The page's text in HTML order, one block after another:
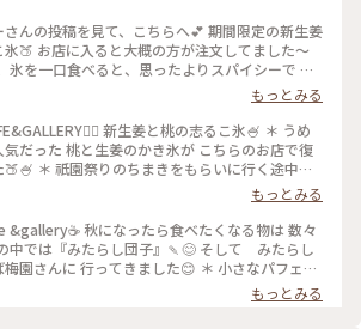
んの投稿を見て、こちらへ💕 期間限定の新生姜
氷🍑 お店に入ると大概の方が注文してました〜
氷を一口食べると、思ったよりスパイシーで 生
いっぱい広がります🥰 氷で生姜…はじめて…！
で、食べ進めると下には、こし餡！ だから、し
〜🤔 頼んだ時は、何でだろうと思ったけど、な
😘 この後も、山鉾巡りなので、あっという間に
、 真夏に食べるかき氷🍧、魅力的ですよね✨✨
もっとみる
新生姜と桃の志るこ氷🍧 ＊ うめ
気だった 桃と生姜のかき氷が こちらのお店で復
＊ 祇園祭りのちまきをもらいに行く途中に
しようかな？と 考えながら前を通ったら桃氷
たので スルーできませんでした😆 ＊ ぴりりとく
ロップが すごいアクセントになって🫚 合間合間
桃のスライスを いただきます🍑 ちょっと見え
中にはもっちり白玉と そしてこし餡が入ってい
は、しるこ氷としていただきました😊 ＊ 人気か
私が最後の一杯だったようで 注文したあとにす
もっとみる
&gallery☕️ 秋になったら食べたくなる物は 数々
中では『みたらし団子』🍡😊 そして みたらし
園さんに 行ってきました😊 ＊ 小さなパフェと
セット🩷 この小さなパフェのセットが復活し
😁 パフェにはわらび餅と小さな抹茶アイスとク
もっとみる